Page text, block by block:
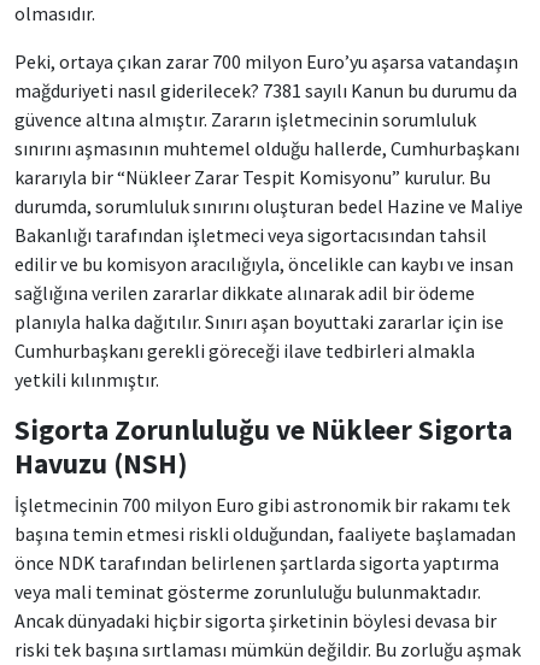
olmasıdır.
Peki, ortaya çıkan zarar 700 milyon Euro’yu aşarsa vatandaşın
mağduriyeti nasıl giderilecek? 7381 sayılı Kanun bu durumu da
güvence altına almıştır. Zararın işletmecinin sorumluluk
sınırını aşmasının muhtemel olduğu hallerde, Cumhurbaşkanı
kararıyla bir “Nükleer Zarar Tespit Komisyonu” kurulur. Bu
durumda, sorumluluk sınırını oluşturan bedel Hazine ve Maliye
Bakanlığı tarafından işletmeci veya sigortacısından tahsil
edilir ve bu komisyon aracılığıyla, öncelikle can kaybı ve insan
sağlığına verilen zararlar dikkate alınarak adil bir ödeme
planıyla halka dağıtılır. Sınırı aşan boyuttaki zararlar için ise
Cumhurbaşkanı gerekli göreceği ilave tedbirleri almakla
yetkili kılınmıştır.
Sigorta Zorunluluğu ve Nükleer Sigorta
Havuzu (NSH)
İşletmecinin 700 milyon Euro gibi astronomik bir rakamı tek
başına temin etmesi riskli olduğundan, faaliyete başlamadan
önce NDK tarafından belirlenen şartlarda sigorta yaptırma
veya mali teminat gösterme zorunluluğu bulunmaktadır.
Ancak dünyadaki hiçbir sigorta şirketinin böylesi devasa bir
riski tek başına sırtlaması mümkün değildir. Bu zorluğu aşmak